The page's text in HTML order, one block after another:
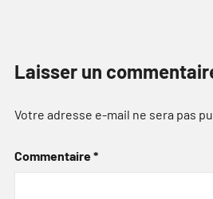
Laisser un
Votre adresse e-mail ne sera pas
Commentaire*